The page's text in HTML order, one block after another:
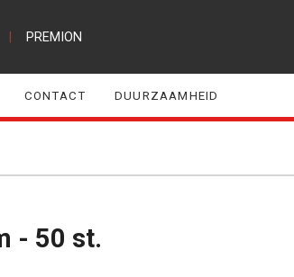
PREMION
CONTACT DUURZAAMHEID
- 50 st.